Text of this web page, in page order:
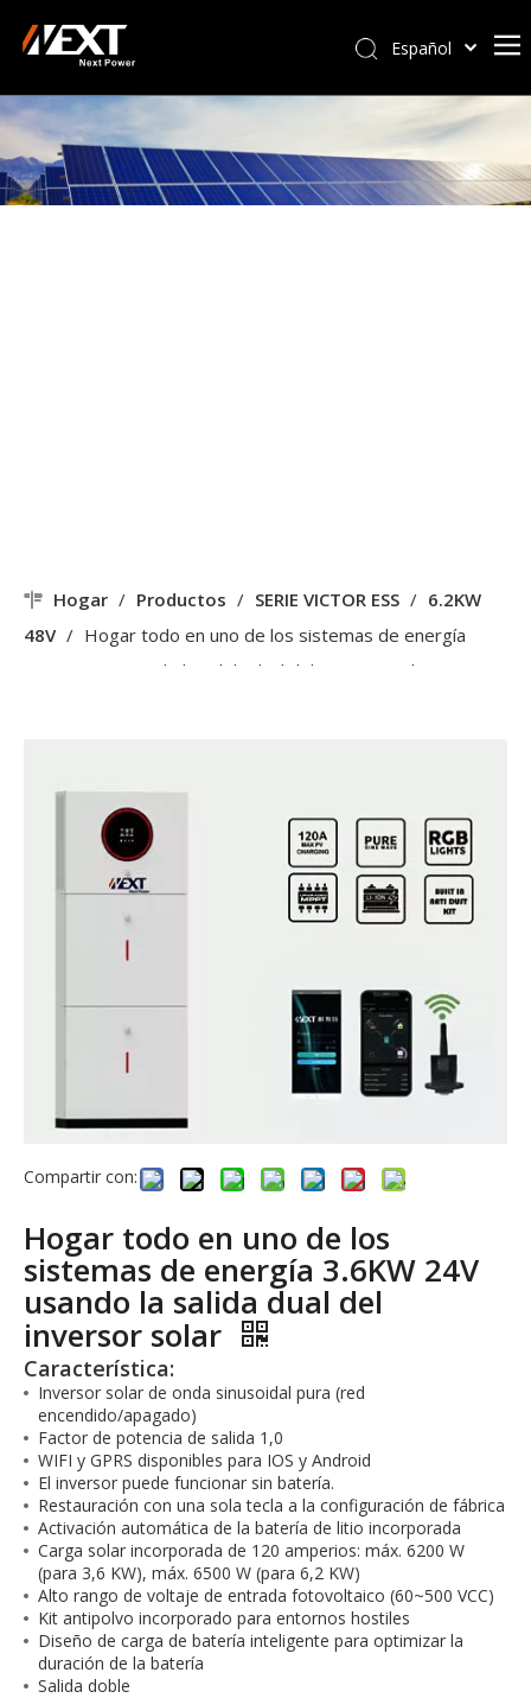
Español
Kiswahili
ไทย
Italiano
Hogar / Productos / SERIE VICTOR ESS / 6.2KW
48V / Hogar todo en uno de los sistemas de energía
3.6KW 24V usando la salida dual del inversor solar
Compartir con:
Hogar todo en uno de los
sistemas de energía 3.6KW 24V
usando la salida dual del
inversor solar
Característica:
Inversor solar de onda sinusoidal pura (red
encendido/apagado)
Factor de potencia de salida 1,0
WIFI y GPRS disponibles para IOS y Android
El inversor puede funcionar sin batería.
Restauración con una sola tecla a la configuración de fábrica
Activación automática de la batería de litio incorporada
Carga solar incorporada de 120 amperios: máx. 6200 W
(para 3,6 KW), máx. 6500 W (para 6,2 KW)
Alto rango de voltaje de entrada fotovoltaico (60~500 VCC)
Kit antipolvo incorporado para entornos hostiles
Diseño de carga de batería inteligente para optimizar la
duración de la batería
Salida doble